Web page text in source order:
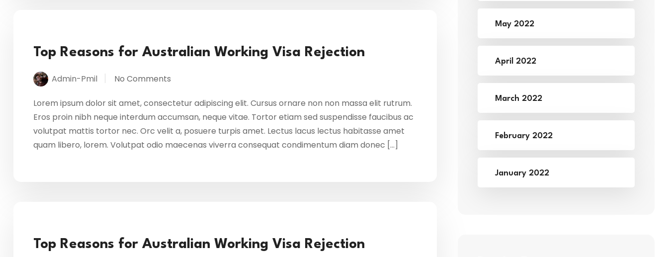
Top Reasons for Australian Working Visa Rejection
Admin-Pmil No Comments
Lorem ipsum dolor sit amet, consectetur adipiscing elit. Cursus ornare non non massa elit rutrum.
Eros proin nibh neque interdum accumsan, neque vitae. Tortor etiam sed suspendisse faucibus ac
volutpat mattis tortor nec. Orc velit a, posuere turpis amet. Lectus lacus lectus habitasse amet
quam libero, lorem. Volutpat odio maecenas viverra consequat condimentum diam donec […]
Top Reasons for Australian Working Visa Rejection
May 2022
April 2022
March 2022
February 2022
January 2022